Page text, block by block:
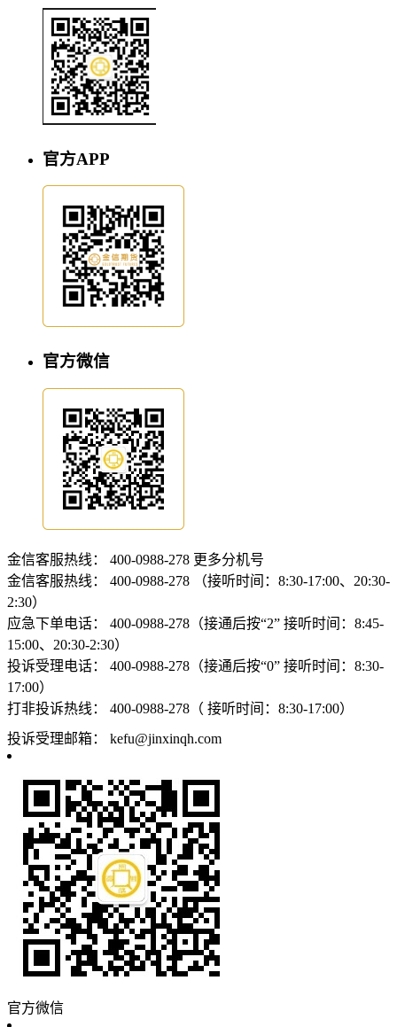
官方APP
官方微信
金信客服热线： 400-0988-278 更多分机号
金信客服热线：
400-0988-278 （接听时间：8:30-17:00、20:30-
2:30）
应急下单电话：
400-0988-278（接通后按“2” 接听时间：8:45-
15:00、20:30-2:30）
投诉受理电话：
400-0988-278（接通后按“0” 接听时间：8:30-
17:00）
打非投诉热线：
400-0988-278（ 接听时间：8:30-17:00）
投诉受理邮箱：
kefu@jinxinqh.com
官方微信